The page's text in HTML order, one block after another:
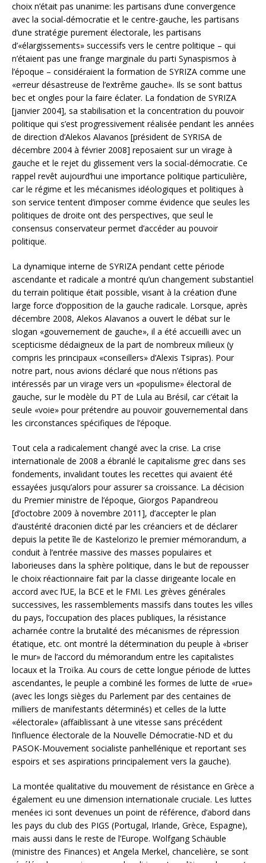
choix n’était pas unanime: les partisans d’une convergence
avec la social-démocratie et le centre-gauche, les partisans
d’une stratégie purement électorale, les partisans
d’«élargissements» successifs vers le centre politique – qui
n’étaient pas une frange marginale du parti Synaspismos à
l’époque – considéraient la formation de SYRIZA comme une
«erreur désastreuse de l’extrême gauche». Ils se sont battus
bec et ongles pour la faire éclater. La fondation de SYRIZA
[janvier 2004], sa stabilisation et la concentration du pouvoir
politique qui s’est progressivement réalisée pendant les années
de direction d’Alekos Alavanos [président de SYRISA de
décembre 2004 à février 2008] reposaient sur un virage à
gauche et le rejet du glissement vers la social-démocratie. Ce
rappel revêt aujourd’hui une importance politique particulière,
car le régime et les mécanismes idéologiques et politiques à
son service tentent d’imposer comme évidence que seules les
politiques de droite ont des perspectives, que seul le
consensus conservateur permet d’accéder au pouvoir
politique.
La dynamique interne de SYRIZA pendant cette période
ascendante et radicale a montré qu’un changement substantiel
du terrain politique était possible, visant à la création d’une
large force d’opposition de la gauche radicale. Lorsque, après
décembre 2008, Alekos Alavanos a ouvert le débat sur le
slogan «gouvernement de gauche», il a été accueilli avec un
scepticisme dédaigneux de la part de nombreux milieux (y
compris les principaux «conseillers» d’Alexis Tsipras). Pour
notre part, nous avions déclaré que nous n’étions pas
intéressés par un virage vers un «populisme» électoral de
gauche, sur le modèle du PT de Lula au Brésil, car c’était la
seule «voie» pour prétendre au pouvoir gouvernemental dans
les circonstances spécifiques de l’époque.
Tout cela a radicalement changé avec la crise. La crise
internationale de 2008 a ébranlé le capitalisme grec dans ses
fondements, invalidant toutes les recettes qui avaient été
essayées jusqu’alors pour assurer sa croissance. La décision
du Premier ministre de l’époque, Giorgos Papandreou
[d’octobre 2009 à novembre 2011], d’accepter le plan
d’austérité draconien dicté par les créanciers et de déclarer
depuis la petite île de Kastelorizo le premier mémorandum, a
conduit à l’entrée massive des masses populaires et
laborieuses dans la sphère politique, dans le but de repousser
le choix réactionnaire fait par la classe dirigeante locale en
accord avec l’UE, la BCE et le FMI. Les grèves générales
successives, les rassemblements massifs dans toutes les villes
du pays, l’occupation des places publiques, la résistance
acharnée contre la brutalité des mécanismes de répression
étatique, etc. ont montré la détermination du peuple à «briser
le mur» de l’accord du mémorandum entre les capitalistes
locaux et la Troïka. Au cours de cette longue période de luttes
ascendantes, le peuple a combiné les formes de lutte de «rue»
(avec les longs sièges du Parlement par des centaines de
milliers de manifestants déterminés) et celles de la lutte
«électorale» (affaiblissant à une vitesse sans précédent
l’influence électorale de la Nouvelle Démocratie-ND et du
PASOK-Mouvement socialiste panhellénique et reportant ses
espoirs et ses aspirations principalement vers la gauche).
La montée qualitative du mouvement de résistance en Grèce a
également eu une dimension internationale cruciale. Les luttes
menées ici sont devenues un point de référence, d’abord dans
les pays du club des PIGS (Portugal, Irlande, Grèce, Espagne),
mais aussi dans le reste de l’Europe. Wolfgang Schäuble
(ministre des Finances) et Angela Merkel, chancelière, se sont